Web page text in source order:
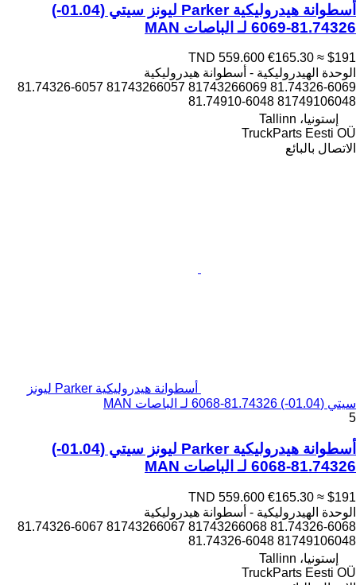
أسطوانة هيدروليكية Parker ليونز سيتي (01.04-)
81.74326-6069 لـ الباصات MAN
TND 559.600 €165.30 ≈ $191
الوحدة الهيدروليكية - أسطوانة هيدروليكية
81.74326-6069 81743266069 81743266057 81.74326-6057
81749106048 81.74910-6048
إستونيا، Tallinn
TruckParts Eesti OÜ
الاتصال بالبائع
أسطوانة هيدروليكية Parker ليونز
سيتي (01.04-) 81.74326-6068 لـ الباصات MAN
5
أسطوانة هيدروليكية Parker ليونز سيتي (01.04-)
81.74326-6068 لـ الباصات MAN
TND 559.600 €165.30 ≈ $191
الوحدة الهيدروليكية - أسطوانة هيدروليكية
81.74326-6068 81743266068 81743266067 81.74326-6067
81749106048 81.74326-6048
إستونيا، Tallinn
TruckParts Eesti OÜ